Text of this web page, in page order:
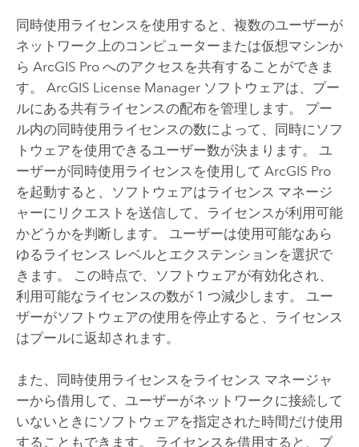
同時使用ライセンスを使用すると、複数のユーザーが
ネットワーク上のコンピューターまたは仮想マシンか
ら ArcGIS Proへのアクセスを共有することができま
す。 ArcGIS License Managerソフトウェアは、プー
ルにある共有ライセンスの配布を管理します。 プー
ル内の同時使用ライセンスの数によって、同時にソフ
トウェアを使用できるユーザー数が決まります。 ユ
ーザーが同時使用ライセンスを使用して ArcGIS Pro
を起動すると、ソフトウェアはライセンス マネージ
ャーにリクエストを送信して、ライセンスが利用可能
かどうかを判断します。 ユーザーは使用可能なあら
ゆるライセンス レベルとエクステンションを選択で
きます。 この時点で、ソフトウェアが有効化され、
利用可能なライセンスの数が 1 つ減少します。 ユー
ザーがソフトウェアの使用を停止すると、ライセンス
はプールに返却されます。
また、同時使用ライセンスをライセンス マネージャ
ーから借用して、ユーザーがネットワークに接続して
いないときにソフトウェアを指定された時間だけ使用
することもできます。 ライセンスを借用すると、プ